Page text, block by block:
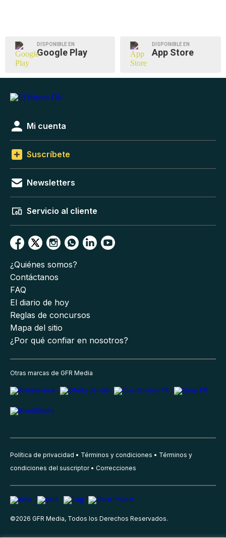
DISPONIBLE EN
Google Play
DISPONIBLE EN
App Store
Mi cuenta
Suscríbete
Newsletters
Servicio al cliente
¿Quiénes somos?
Contáctanos
FAQ
El diario de hoy
Reglas de concursos
Mapa del sitio
¿Por qué confiar en nosotros?
Otras marcas de GFR Media
Política de privacidad Términos y condiciones
Términos y
condiciones del suscriptor
Correcciones
©2026 GFR Media, Todos los Derechos Reservados.